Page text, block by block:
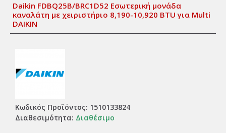
Daikin FDBQ25B/BRC1D52 Εσωτερική μονάδα
καναλάτη με χειριστήριο 8,190-10,920 BTU για Μulti
DAIKIN
Κωδικός Προϊόντος: 1510133824
Διαθεσιμότητα: Διαθέσιμο